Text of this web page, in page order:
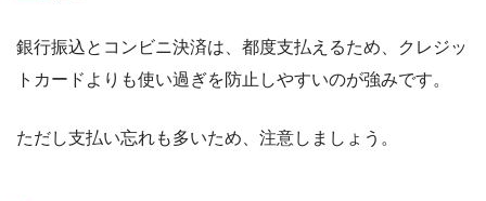
銀行振込とコンビニ決済は、都度支払えるため、クレジッ
トカードよりも使い過ぎを防止しやすいのが強みです。
ただし支払い忘れも多いため、注意しましょう。